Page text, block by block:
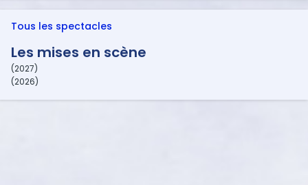
Tous les spectacles
Les mises en scène
(2027)
(2026)